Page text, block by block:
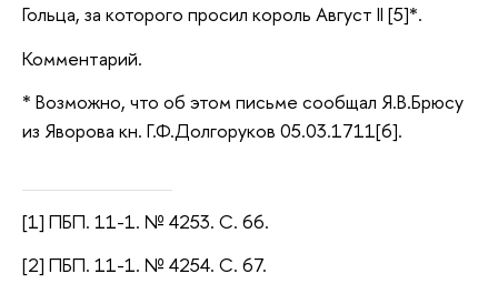
Гольца, за которого просил король Август II [5]*.
Комментарий.
* Возможно, что об этом письме сообщал Я.В.Брюсу
из Яворова кн. Г.Ф.Долгоруков 05.03.1711[6].
[1] ПБП. 11-1. № 4253. С. 66.
[2] ПБП. 11-1. № 4254. С. 67.